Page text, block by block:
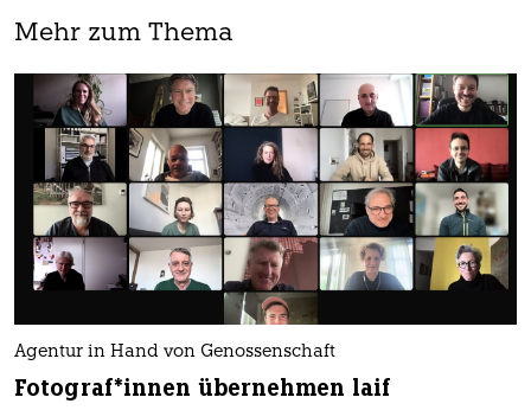
Mehr zum Thema
Agentur in Hand von Genossenschaft
Fo­to­gra­f*in­nen übernehmen laif